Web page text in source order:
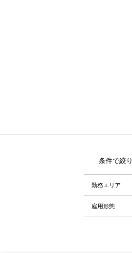
条件で絞
勤務エリア
雇用形態